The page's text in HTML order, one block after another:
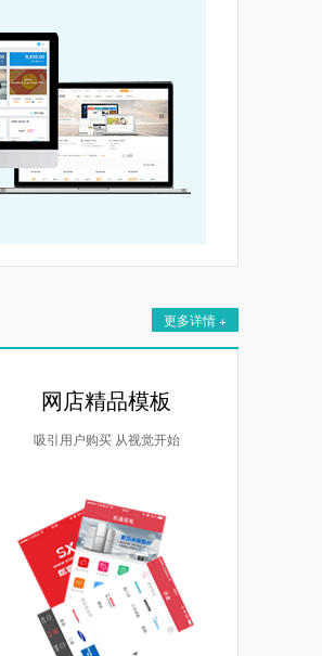
更多详情 +
网店精品模板
吸引用户购买 从视觉开始